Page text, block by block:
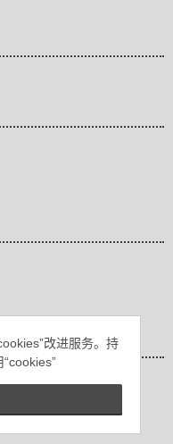
改进服务。持